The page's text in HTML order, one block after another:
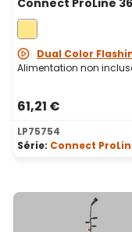
Connect ProLine
m, 150 maxiled blanc
chaud, câble vert
Dual Color
Alimentation non
61,21 €
LP75754
Série: Connect